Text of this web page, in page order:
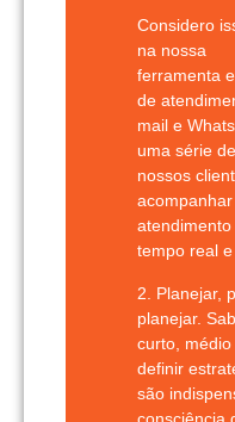
Considero
na nossa
ferramenta
de
mail e
uma série
nossos
tempo real
2. Planejar,
planejar.
curto,
definir
são
consciência